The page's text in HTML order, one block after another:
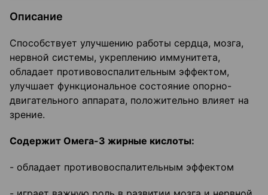
Описание
Способствует улучшению работы сердца, мозга,
нервной системы, укреплению иммунитета,
обладает противовоспалительным эффектом,
улучшает функциональное состояние опорно-
двигательного аппарата, положительно влияет на
зрение.
Cодержит Омега-3 жирные кислоты:
- обладает противовоспалительным эффектом